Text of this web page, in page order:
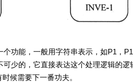
能，一般用字符串表示，如P1，
的，它直接表达这个处理逻辑的逻
候需要下一番功夫。